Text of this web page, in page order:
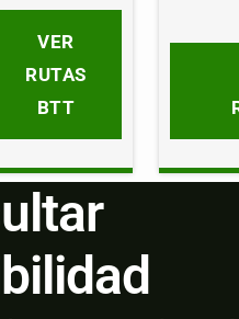
VER
RUTAS
BTT